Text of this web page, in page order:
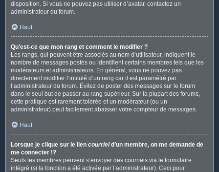
disposition. Si vous ne pouvez pas utiliser d’avatar, contactez un
administrateur du forum.
Haut
Qu’est-ce que mon rang et comment le modifier ?
Les rangs, qui peuvent être associés au nom d’utilisateur, indiquent le
nombre de messages postés ou identifient certains membres tels que les
modérateurs et administrateurs. En général, vous ne pouvez pas
directement modifier l’intitulé d’un rang car il est paramétré par
l’administrateur du forum. Évitez de poster des messages sur le forum
dans le seul but de passer au rang supérieur. Sur la plupart des forums,
cette pratique est rarement tolérée et un modérateur (ou un
administrateur) peut facilement abaisser votre compteur de messages.
Haut
Lorsque je clique sur le lien courrield’un membre, on me demande de
me connecter !?
Seuls les membres peuvent s’envoyer des courriels via le formulaire
intégré (si la fonction a été activée par l’administrateur). Ceci pour